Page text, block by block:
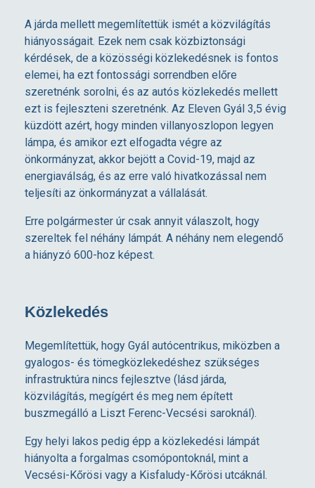
A járda mellett megemlítettük ismét a közvilágítás
hiányosságait. Ezek nem csak közbiztonsági
kérdések, de a közösségi közlekedésnek is fontos
elemei, ha ezt fontossági sorrendben előre
szeretnénk sorolni, és az autós közlekedés mellett
ezt is fejleszteni szeretnénk. Az Eleven Gyál 3,5 évig
küzdött azért, hogy minden villanyoszlopon legyen
lámpa, és amikor ezt elfogadta végre az
önkormányzat, akkor bejött a Covid-19, majd az
energiaválság, és az erre való hivatkozással nem
teljesíti az önkormányzat a vállalását.
Erre polgármester úr csak annyit válaszolt, hogy
szereltek fel néhány lámpát. A néhány nem elegendő
a hiányzó 600-hoz képest.
Közlekedés
Megemlítettük, hogy Gyál autócentrikus, miközben a
gyalogos- és tömegközlekedéshez szükséges
infrastruktúra nincs fejlesztve (lásd járda,
közvilágítás, megígért és meg nem épített
buszmegálló a Liszt Ferenc-Vecsési saroknál).
Egy helyi lakos pedig épp a közlekedési lámpát
hiányolta a forgalmas csomópontoknál, mint a
Vecsési-Kőrösi vagy a Kisfaludy-Kőrösi utcáknál.